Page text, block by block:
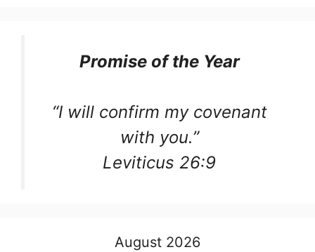
Promise of the Year
“I will confirm my covenant
with you.”
Leviticus 26:9
August 2026